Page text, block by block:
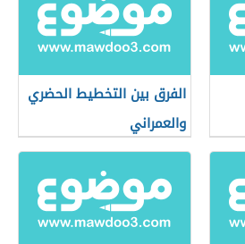
الفرق بين التخطيط الحضري
والعمراني